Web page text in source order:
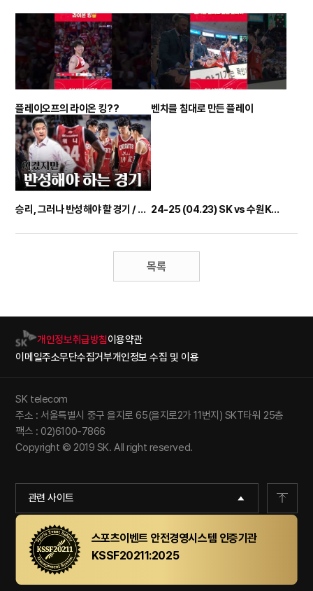
플레이오프의 라이온 킹?? 벤치를 침대로 만든 플레이
승리, 그러나 반성해야 할 경기 / 4강 PO 1차전 비하인드 24-25 (04.23) SK vs 수원KT 플레이오프 4강 1차 전 하이라이트
목록
개인정보취급방침이용약관
이메일주소무단수집거부개인정보 수집 및 이용
관련 사이트
SK telecom
주소 : 서울특별시 중구 을지로 65(을지로2가 11번지) SKT타워 25층
팩스 : 02)6100-7866
Copyright © 2019 SK. All right reserved.
스포츠이벤트 안전경영시스템 인증기관
KSSF20211:2025